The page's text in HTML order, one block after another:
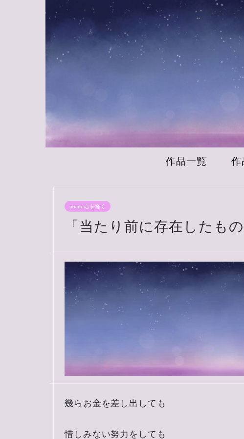
作品一覧 作
poem-心を軽く
「当たり前に存在したも
幾らお金を差し出しても
惜しみない努力をしても